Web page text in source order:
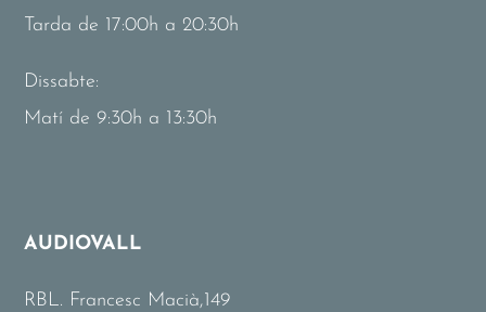
Tarda de 17:00h a 20:30h
Dissabte:
Matí de 9:30h a 13:30h
AUDIOVALL
RBL. Francesc Macià,149